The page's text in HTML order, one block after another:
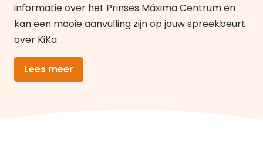
informatie over het Prinses Máxima Centrum en
kan een mooie aanvulling zijn op jouw spreekbeurt
over KiKa.
Lees meer